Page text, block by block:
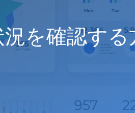
を確認する